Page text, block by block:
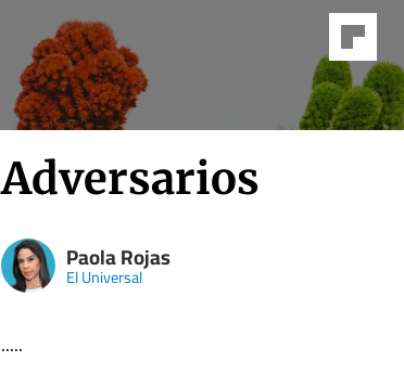
Adversarios
Paola Rojas
El Universal
.....